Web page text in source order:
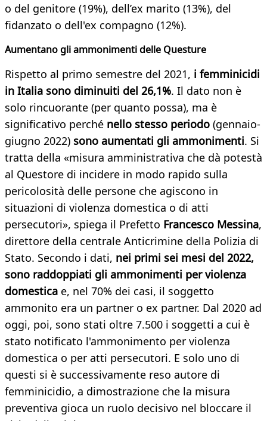
o del genitore (19%), dell’ex marito (13%), del
fidanzato o dell'ex compagno (12%).
Aumentano gli ammonimenti delle Questure
Rispetto al primo semestre del 2021, i femminicidi
in Italia sono diminuiti del 26,1%. Il dato non è
solo rincuorante (per quanto possa), ma è
significativo perché nello stesso periodo (gennaio-
giugno 2022) sono aumentati gli ammonimenti. Si
tratta della «misura amministrativa che dà potestà
al Questore di incidere in modo rapido sulla
pericolosità delle persone che agiscono in
situazioni di violenza domestica o di atti
persecutori», spiega il Prefetto Francesco Messina,
direttore della centrale Anticrimine della Polizia di
Stato. Secondo i dati, nei primi sei mesi del 2022,
sono raddoppiati gli ammonimenti per violenza
domestica e, nel 70% dei casi, il soggetto
ammonito era un partner o ex partner. Dal 2020 ad
oggi, poi, sono stati oltre 7.500 i soggetti a cui è
stato notificato l'ammonimento per violenza
domestica o per atti persecutori. E solo uno di
questi si è successivamente reso autore di
femminicidio, a dimostrazione che la misura
preventiva gioca un ruolo decisivo nel bloccare il